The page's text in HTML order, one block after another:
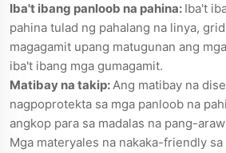
Iba't ibang panloob na pahina: Iba't
pahina tulad ng pahalang na linya,
magagamit upang matugunan ang
iba't ibang mga gumagamit.
Matibay na takip:Ang matibay na
nagpoprotekta sa mga panloob na
angkop para sa madalas na pang-
Mga materyales na nakaka-friendly